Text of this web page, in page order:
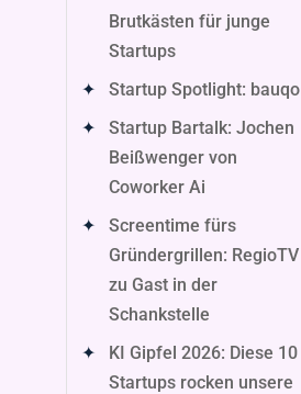
Brutkästen für junge
Startups
Startup Spotlight: bauqo
Startup Bartalk: Jochen
Beißwenger von
Coworker Ai
Screentime fürs
Gründergrillen: RegioTV
zu Gast in der
Schankstelle
KI Gipfel 2026: Diese 10
Startups rocken unsere